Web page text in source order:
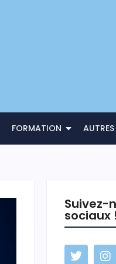
FORMATION
Suivez-
sociaux !